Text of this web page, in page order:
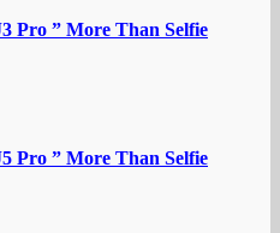
Pro ” More Than Selfie
Pro ” More Than Selfie